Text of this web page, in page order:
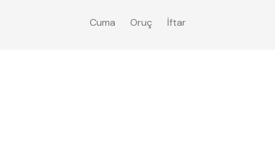
Cuma Oruç İftar